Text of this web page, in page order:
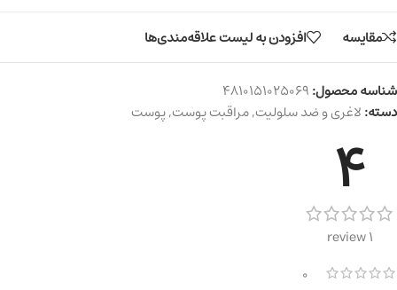
مقایسه افزودن به لیست علاقه‌مندی‌ها
شناسه محصول:4810151025069
دسته:لاغری و ضد سلولیت,مراقبت پوست,پوست
4
1 review
0